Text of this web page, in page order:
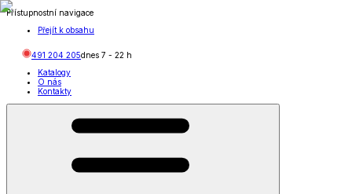
Přístupnostní navigace
Přejít k obsahu
491 204 205dnes 7 - 22 h
Katalogy
O nás
Kontakty